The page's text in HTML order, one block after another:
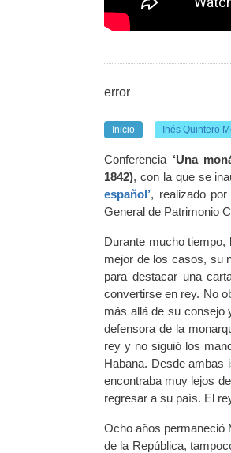
error
Inicio Inés Quintero
Conferencia ‘Una
1842), con la que se
español’, realizado
General de Patrimonio
Durante mucho tiempo,
mejor de los casos, su
para destacar una
convertirse en rey. No
más allá de su consejo
defensora de la
rey y no siguió los
Habana. Desde ambas
encontraba muy lejos
regresar a su país. El
Ocho años permaneció
de la República,